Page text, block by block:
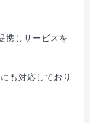
携しサービスを
も対応しており